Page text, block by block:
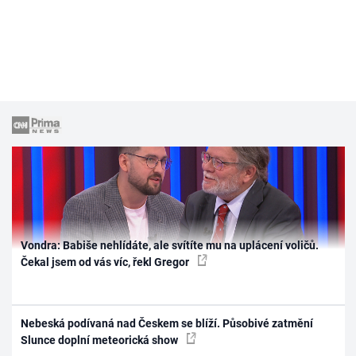
Vondra: Babiše nehlídáte, ale svítíte mu na uplácení voličů.
Čekal jsem od vás víc, řekl Gregor
Nebeská podívaná nad Českem se blíží. Působivé zatmění
Slunce doplní meteorická show